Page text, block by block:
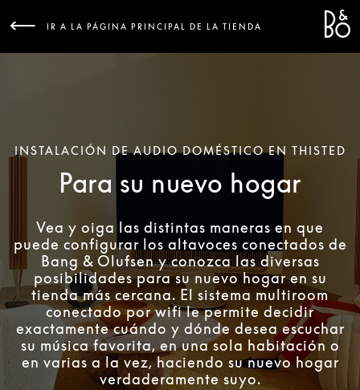
IR A LA PÁGINA PRINCIPAL DE LA TIENDA
INSTALACIÓN DE AUDIO DOMÉSTICO EN THISTED
Para su nuevo hogar
Vea y oiga las distintas maneras en que
puede configurar los altavoces conectados de
Bang & Olufsen y conozca las diversas
posibilidades para su nuevo hogar en su
tienda más cercana. El sistema multiroom
conectado por wifi le permite decidir
exactamente cuándo y dónde desea escuchar
su música favorita, en una sola habitación o
en varias a la vez, haciendo su nuevo hogar
verdaderamente suyo.